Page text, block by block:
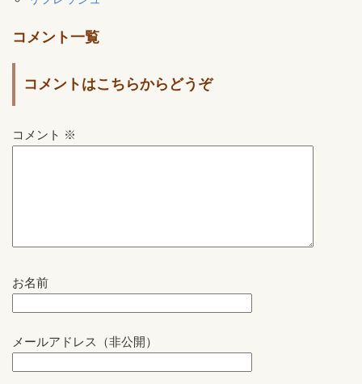
コメント一覧
コメントはこちらからどうぞ
コメント ※
お名前
メールアドレス（非公開）